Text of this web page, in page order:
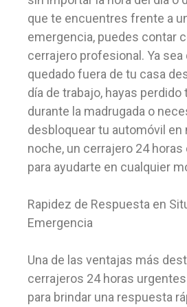
que te encuentres frente a
emergencia, puedes contar
cerrajero profesional. Ya sea
quedado fuera de tu casa
día de trabajo, hayas perdido
durante la madrugada o
desbloquear tu automóvil en
noche, un cerrajero 24
para ayudarte en cualquier
Rapidez de Respuesta en
Emergencia
Una de las ventajas más
cerrajeros 24 horas
para brindar una respuesta